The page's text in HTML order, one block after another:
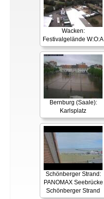
Wacken:
Festivalgelände W:O:A
Bernburg (Saale):
Karlsplatz
Schönberger Strand:
PANOMAX Seebrücke
Schönberger Strand